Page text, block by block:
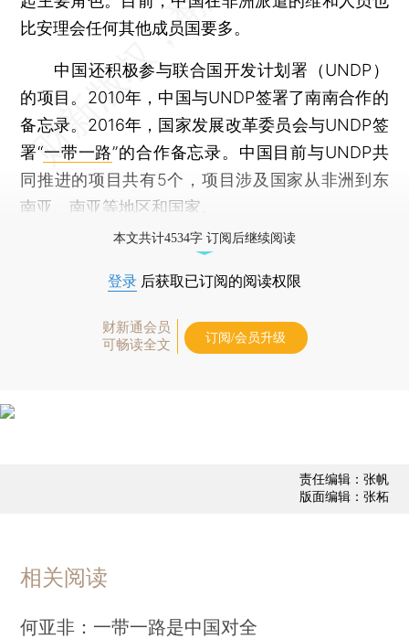
比安理会任何其他成员国要多。
中国还积极参与联合国开发计划署（UNDP）
的项目。2010年，中国与UNDP签署了南南合作的
备忘录。2016年，国家发展改革委员会与UNDP签
署“一带一路”的合作备忘录。中国目前与UNDP共
同推进的项目共有5个，项目涉及国家从非洲到东
南亚、南亚等地区和国家。
本文共计4534字 订阅后继续阅读
登录 后获取已订阅的阅读权限
财新通会员
可畅读全文
订阅/会员升级
责任编辑：张帆
版面编辑：张柘
相关阅读
何亚非：一带一路是中国对全